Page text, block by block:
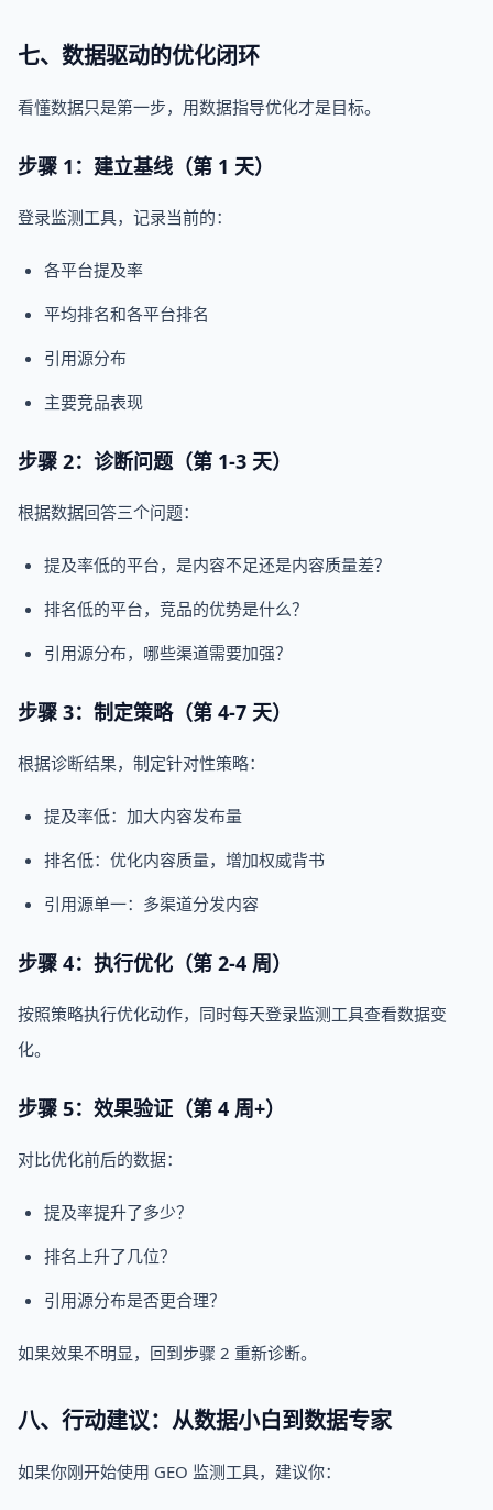
七、数据驱动的优化闭环
看懂数据只是第一步，用数据指导优化才是目标。
步骤 1：建立基线（第 1 天）
登录监测工具，记录当前的：
各平台提及率
平均排名和各平台排名
引用源分布
主要竞品表现
步骤 2：诊断问题（第 1-3 天）
根据数据回答三个问题：
提及率低的平台，是内容不足还是内容质量差？
排名低的平台，竞品的优势是什么？
引用源分布，哪些渠道需要加强？
步骤 3：制定策略（第 4-7 天）
根据诊断结果，制定针对性策略：
提及率低：加大内容发布量
排名低：优化内容质量，增加权威背书
引用源单一：多渠道分发内容
步骤 4：执行优化（第 2-4 周）
按照策略执行优化动作，同时每天登录监测工具查看数据变
化。
步骤 5：效果验证（第 4 周+）
对比优化前后的数据：
提及率提升了多少？
排名上升了几位？
引用源分布是否更合理？
如果效果不明显，回到步骤 2 重新诊断。
八、行动建议：从数据小白到数据专家
如果你刚开始使用 GEO 监测工具，建议你：